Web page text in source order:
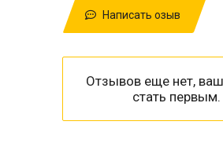
Написать озыв
Отзывов еще нет,
стать первым.